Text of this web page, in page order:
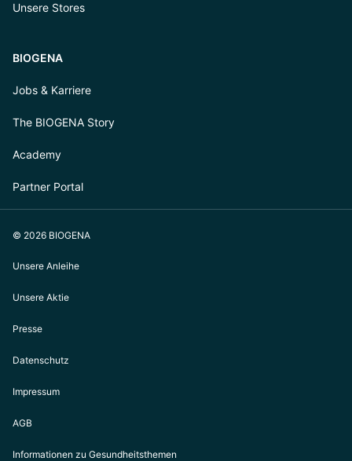
Unsere Stores
BIOGENA
Jobs & Karriere
The BIOGENA Story
Academy
Partner Portal
© 2026 BIOGENA
Unsere Anleihe
Unsere Aktie
Presse
Datenschutz
Impressum
AGB
Informationen zu Gesundheitsthemen